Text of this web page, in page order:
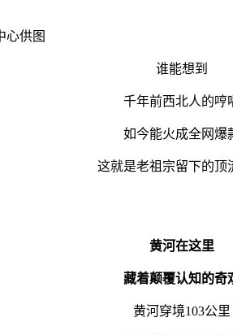
心供图
谁能想到
千年前西北人的哼
如今能火成全网爆
这就是老祖宗留下的顶
黄河在这里
藏着颠覆认知的奇
黄河穿境103公里